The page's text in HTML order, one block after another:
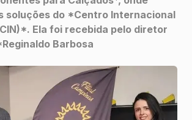
soluções do *Centro Internacional
Ela foi recebida pelo diretor
Barbosa